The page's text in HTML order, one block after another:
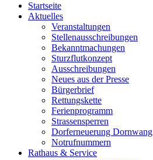
Startseite
Aktuelles
Veranstaltungen
Stellenausschreibungen
Bekanntmachungen
Sturzflutkonzept
Ausschreibungen
Neues aus der Presse
Bürgerbrief
Rettungskette
Ferienprogramm
Strassensperren
Dorferneuerung Dornwang
Notrufnummern
Rathaus & Service